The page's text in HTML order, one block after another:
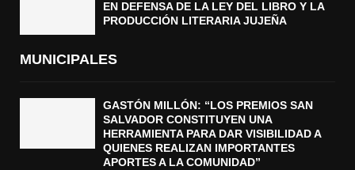
EN DEFENSA DE LA LEY DEL LIBRO Y LA
PRODUCCIÓN LITERARIA JUJEÑA
MUNICIPALES
GASTÓN MILLÓN: “LOS PREMIOS SAN
SALVADOR CONSTITUYEN UNA
HERRAMIENTA PARA DAR VISIBILIDAD A
QUIENES REALIZAN IMPORTANTES
APORTES A LA COMUNIDAD”